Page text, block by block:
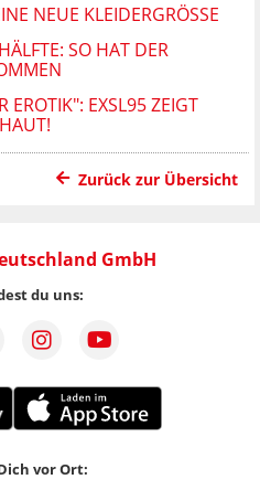
NEUE KLEIDERGRÖSSE
SO HAT DER
EROTIK": EXSL95 ZEIGT
Zurück zur Übersicht
GmbH
du uns:
vor Ort: